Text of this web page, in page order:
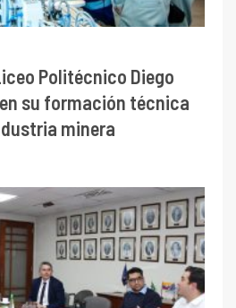
Politécnico Diego
su formación técnica
minera